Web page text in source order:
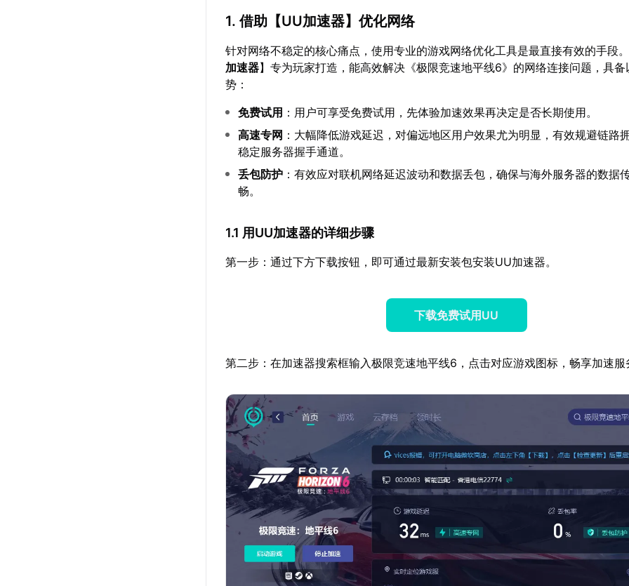
1. 借助【UU加速器】优化网络
针对网络不稳定的核心痛点，使用专业的游戏网络优化工具是最直接有效的手段
加速器】专为玩家打造，能高效解决《极限竞速地平线6》的网络连接问题，具
势：
免费试用 ：用户可享受免费试用，先体验加速效果再决定是否长期使用。
高速专网 ：大幅降低游戏延迟，对偏远地区用户效果尤为明显，有效规避链路
稳定服务器握手通道。
丢包防护 ：有效应对联机网络延迟波动和数据丢包，确保与海外服务器的数据
畅。
1.1 用UU加速器的详细步骤
第一步：通过下方下载按钮，即可通过最新安装包安装UU加速器。
下载免费试用UU
第二步：在加速器搜索框输入极限竞速地平线6，点击对应游戏图标，畅享加速服